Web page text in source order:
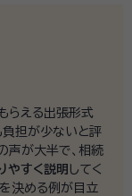
らえる出張形式
負担が少ないと評
声が大半で、相続
やすく説明 してく
決める例が目立